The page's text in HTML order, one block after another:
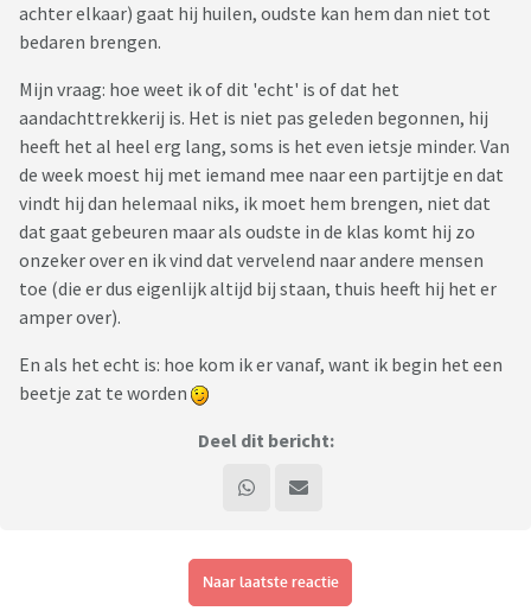
achter elkaar) gaat hij huilen, oudste kan hem dan niet tot
bedaren brengen.
Mijn vraag: hoe weet ik of dit 'echt' is of dat het
aandachttrekkerij is. Het is niet pas geleden begonnen, hij
heeft het al heel erg lang, soms is het even ietsje minder. Van
de week moest hij met iemand mee naar een partijtje en dat
vindt hij dan helemaal niks, ik moet hem brengen, niet dat
dat gaat gebeuren maar als oudste in de klas komt hij zo
onzeker over en ik vind dat vervelend naar andere mensen
toe (die er dus eigenlijk altijd bij staan, thuis heeft hij het er
amper over).
En als het echt is: hoe kom ik er vanaf, want ik begin het een
beetje zat te worden
Deel dit bericht:
Naar laatste reactie